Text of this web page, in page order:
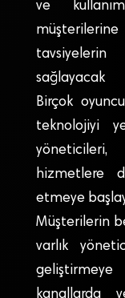
ve
sağlayacak
Birçok
teknolojiyi
hizmetlere
etmeye
Müşterilerin
varlık
kanallarda